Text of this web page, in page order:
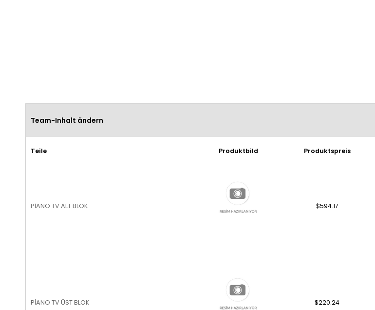
Team-Inhalt ändern
Teile Produktbild Produktspreis
PİANO TV ALT BLOK $594.17
PİANO TV ÜST BLOK $220.24